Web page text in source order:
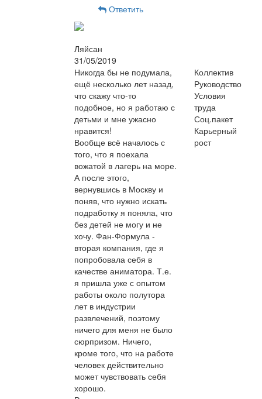
Ответить
Ляйсан
31/05/2019
Никогда бы не подумала,
ещё несколько лет назад,
что скажу что-то
подобное, но я работаю с
детьми и мне ужасно
нравится!
Вообще всё началось с
того, что я поехала
вожатой в лагерь на море.
А после этого,
вернувшись в Москву и
поняв, что нужно искать
подработку я поняла, что
без детей не могу и не
хочу. Фан-Формула -
вторая компания, где я
попробовала себя в
качестве аниматора. Т.е.
я пришла уже с опытом
работы около полутора
лет в индустрии
развлечений, поэтому
ничего для меня не было
сюрпризом. Ничего,
кроме того, что на работе
человек действительно
может чувствовать себя
хорошо.
Коллектив
Руководство
Условия
труда
Соц.пакет
Карьерный
рост